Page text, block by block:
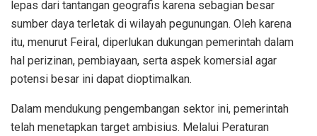
lepas dari tantangan geografis karena sebagian besar
sumber daya terletak di wilayah pegunungan. Oleh karena
itu, menurut Feiral, diperlukan dukungan pemerintah dalam
hal perizinan, pembiayaan, serta aspek komersial agar
potensi besar ini dapat dioptimalkan.
Dalam mendukung pengembangan sektor ini, pemerintah
telah menetapkan target ambisius. Melalui Peraturan